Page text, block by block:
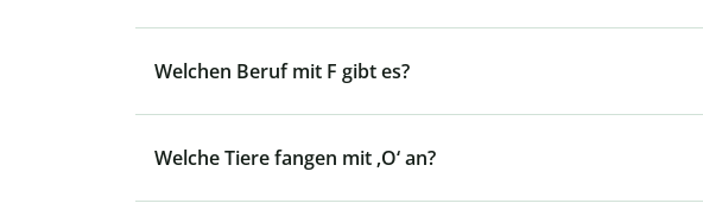
Welchen Beruf mit F gibt es?
Welche Tiere fangen mit ‚O‘ an?